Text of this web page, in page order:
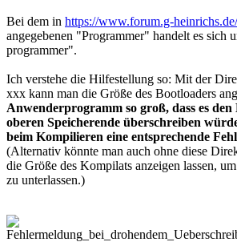
Bei dem in https://www.forum.g-
angegebenen "Programmer" handelt es sich
programmer".
Ich verstehe die Hilfestellung so: Mit der
xxx kann man die Größe des Bootloaders
Anwenderprogramm so groß, dass es
oberen Speicherende überschreiben
beim Kompilieren eine entsprechende
(Alternativ könnte man auch ohne diese
die Größe des Kompilats anzeigen lassen,
zu unterlassen.)